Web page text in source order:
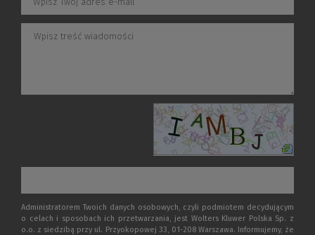
Administratorem Twoich danych osobowych, czyli podmiotem decydującym
o celach i sposobach ich przetwarzania, jest Wolters Kluwer Polska Sp. z
o.o. z siedzibą przy ul. Przyokopowej 33, 01-208 Warszawa. Informujemy, że